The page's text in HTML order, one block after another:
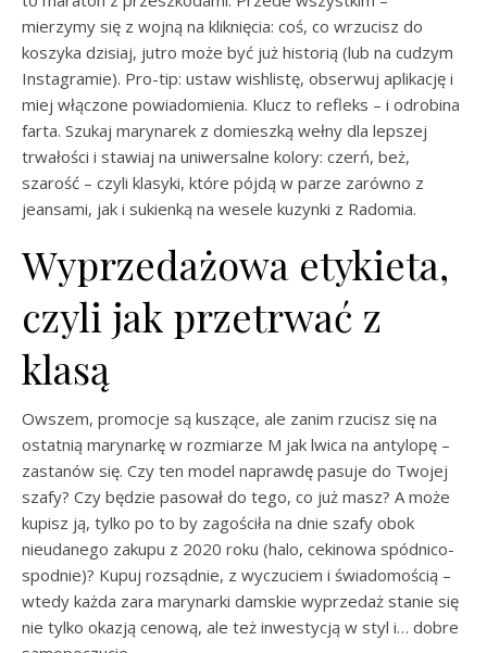
mierzymy się z wojną na kliknięcia: coś, co wrzucisz do
koszyka dzisiaj, jutro może być już historią (lub na cudzym
Instagramie). Pro-tip: ustaw wishlistę, obserwuj aplikację i
miej włączone powiadomienia. Klucz to refleks – i odrobina
farta. Szukaj marynarek z domieszką wełny dla lepszej
trwałości i stawiaj na uniwersalne kolory: czerń, beż,
szarość – czyli klasyki, które pójdą w parze zarówno z
jeansami, jak i sukienką na wesele kuzynki z Radomia.
Wyprzedażowa etykieta,
czyli jak przetrwać z
klasą
Owszem, promocje są kuszące, ale zanim rzucisz się na
ostatnią marynarkę w rozmiarze M jak lwica na antylopę –
zastanów się. Czy ten model naprawdę pasuje do Twojej
szafy? Czy będzie pasował do tego, co już masz? A może
kupisz ją, tylko po to by zagościła na dnie szafy obok
nieudanego zakupu z 2020 roku (halo, cekinowa spódnico-
spodnie)? Kupuj rozsądnie, z wyczuciem i świadomością –
wtedy każda zara marynarki damskie wyprzedaż stanie się
nie tylko okazją cenową, ale też inwestycją w styl i… dobre